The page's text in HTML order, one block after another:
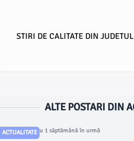
STIRI DE CALITATE DIN
ALTE POSTARI DIN
ACTUALITATE
Articol postat cu 1 săptămână în urmă